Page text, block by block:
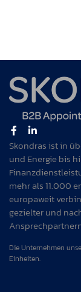
Skondras ist in
und Energie bis
mehr als 11.000
europaweit
gezielter und
Die Unternehmen
Einheiten.